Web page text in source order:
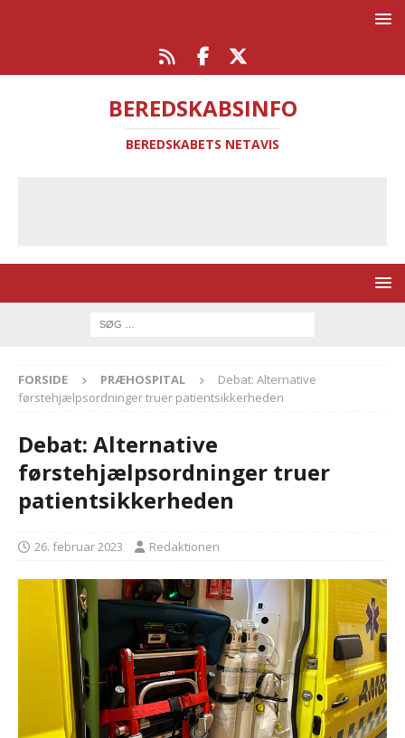
BEREDSKABSINFO
BEREDSKABETS NETAVIS
FORSIDE PRÆHOSPITAL
Debat: Alternative
førstehjælpsordninger truer patientsikkerheden
Debat: Alternative
førstehjælpsordninger truer
patientsikkerheden
26. februar 2023 Redaktionen